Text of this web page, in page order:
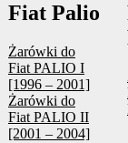
Fiat Palio
Żarówki do
Fiat PALIO I
[1996 – 2001]
Żarówki do
Fiat PALIO II
[2001 – 2004]